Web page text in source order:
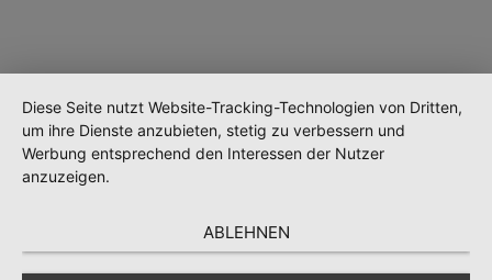
Diese Seite nutzt Website-Tracking-Technologien von Dritten,
um ihre Dienste anzubieten, stetig zu verbessern und
Werbung entsprechend den Interessen der Nutzer
anzuzeigen.
ABLEHNEN